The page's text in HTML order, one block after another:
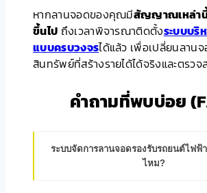
หากลานจอดของคุณมีสัญญาณเหล่า
ขึ้นไป ถึงเวลาพิจารณาติดตั้งระบบบริ
แบบครบวงจรได้แล้ว เพื่อเปลี่ยนลานจ
สินทรัพย์ที่สร้างรายได้ได้จริงและตรว
คำถามที่พบบ่อย
ระบบจัดการลานจอดรองรับรถยนต์ไฟฟ้
ไหม?